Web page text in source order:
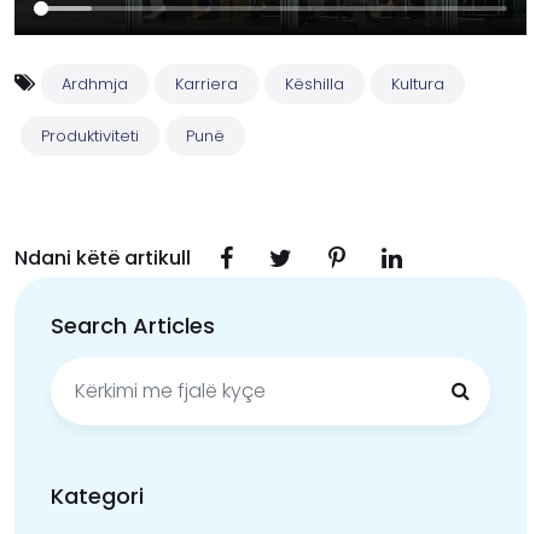
Ardhmja Karriera Këshilla Kultura
Produktiviteti Punë
Ndani këtë artikull
Search Articles
Kërko
për:
Kategori